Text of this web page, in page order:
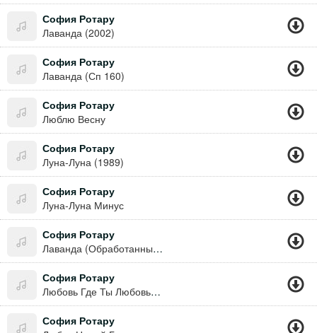
София Ротару
Лаванда (2002)
София Ротару
Лаванда (Сп 160)
София Ротару
Люблю Весну
София Ротару
Луна-Луна (1989)
София Ротару
Луна-Луна Минус
София Ротару
Лаванда (Обработанный Минус)
София Ротару
Любовь Где Ты Любовь 1980
София Ротару